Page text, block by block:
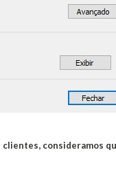
clientes, consideramos